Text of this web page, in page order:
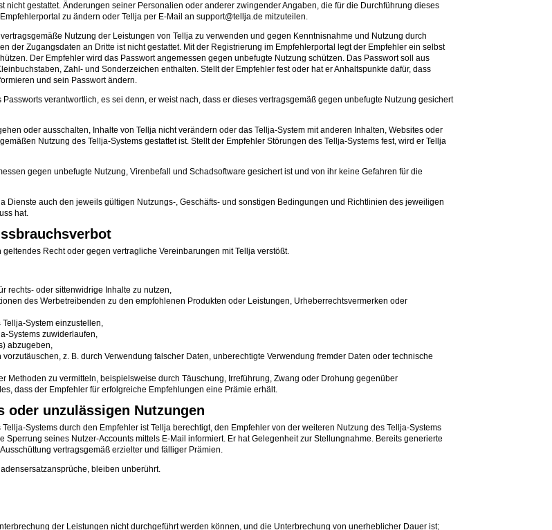
gestattet. Änderungen seiner Personalien oder anderer zwingender Angaben, die für die Durchführung dieses
zu ändern oder Tellja per E-Mail an support@tellja.de mitzuteilen.
Nutzung der Leistungen von Tellja zu verwenden und gegen Kenntnisnahme und Nutzung durch
der Zugangsdaten an Dritte ist nicht gestattet. Mit der Registrierung im Empfehlerportal legt der Empfehler ein selbst
Der Empfehler wird das Passwort angemessen gegen unbefugte Nutzung schützen. Das Passwort soll aus
Zahl- und Sonderzeichen enthalten. Stellt der Empfehler fest oder hat er Anhaltspunkte dafür, dass
und sein Passwort ändern.
verantwortlich, es sei denn, er weist nach, dass er dieses vertragsgemäß gegen unbefugte Nutzung gesichert
oder ausschalten, Inhalte von Tellja nicht verändern oder das Tellja-System mit anderen Inhalten, Websites oder
Nutzung des Tellja-Systems gestattet ist. Stellt der Empfehler Störungen des Tellja-Systems fest, wird er Tellja
gegen unbefugte Nutzung, Virenbefall und Schadsoftware gesichert ist und von ihr keine Gefahren für die
Dienste auch den jeweils gültigen Nutzungs-, Geschäfts- und sonstigen Bedingungen und Richtlinien des jeweiligen
hat.
Recht oder gegen vertragliche Vereinbarungen mit Tellja verstößt.
rechts- oder sittenwidrige Inhalte zu nutzen,
des Werbetreibenden zu den empfohlenen Produkten oder Leistungen, Urheberrechtsvermerken oder
System einzustellen,
Systems zuwiderlaufen,
abzugeben,
z. B. durch Verwendung falscher Daten, unberechtigte Verwendung fremder Daten oder technische
Methoden zu vermitteln, beispielsweise durch Täuschung, Irreführung, Zwang oder Drohung gegenüber
dass der Empfehler für erfolgreiche Empfehlungen eine Prämie erhält.
oder unzulässigen Nutzungen
Systems durch den Empfehler ist Tellja berechtigt, den Empfehler von der weiteren Nutzung des Tellja-Systems
seines Nutzer-Accounts mittels E-Mail informiert. Er hat Gelegenheit zur Stellungnahme. Bereits generierte
vertragsgemäß erzielter und fälliger Prämien.
bleiben unberührt.
der Leistungen nicht durchgeführt werden können, und die Unterbrechung von unerheblicher Dauer ist;